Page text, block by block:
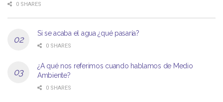
0 SHARES
Si se acaba el agua ¿qué pasaría?
0 SHARES
¿A qué nos referimos cuando hablamos de Medio
Ambiente?
0 SHARES